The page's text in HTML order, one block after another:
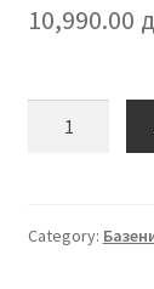
10,990.00
Category: